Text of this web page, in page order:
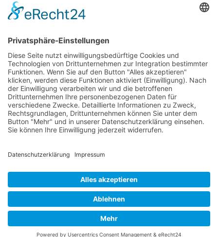
Bedürfnisse und Emotionen der
in Einklang zu bringen. Das Ziel ist es, eine
für alle akzeptable Lösung zu finden, indem
man die unterschiedlichen Elemente des
Konflikts versteht und zusammenführt.
© 2026 Frank Hartung Ihr Mediator bei Konflikten in Familie,
Frank Hartung - Familien- und Wirtschaftsmediator
263 Bewertungen auf ProvenExpert.com